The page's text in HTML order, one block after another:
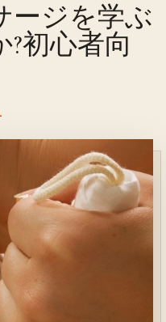
ージを学ぶ
初心者向